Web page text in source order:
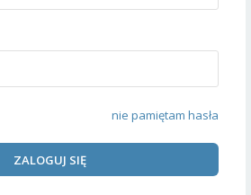
nie pamiętam hasła
ZALOGUJ SIĘ